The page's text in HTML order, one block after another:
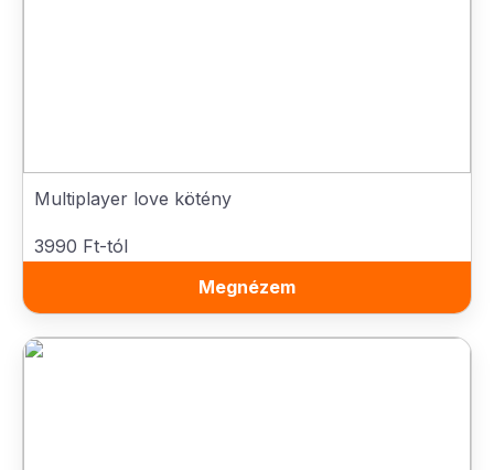
Multiplayer love kötény
3990 Ft-tól
Megnézem